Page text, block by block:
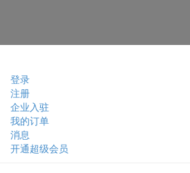
登录
注册
企业入驻
我的订单
消息
开通超级会员